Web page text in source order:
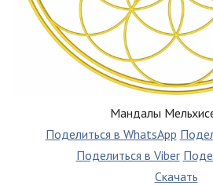
Мандалы
Поделиться в WhatsApp
Поделиться в Viber
Скачать